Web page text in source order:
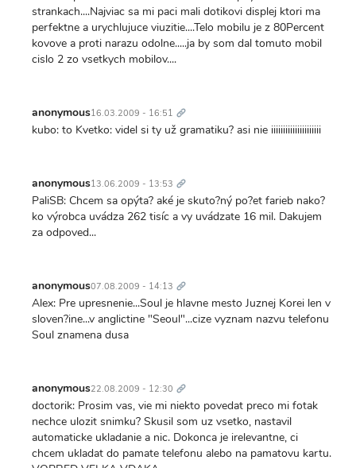
strankach....Najviac sa mi paci mali dotikovi displej ktori ma
perfektne a urychlujuce viuzitie....Telo mobilu je z 80Percent
kovove a proti narazu odolne.....ja by som dal tomuto mobil
cislo 2 zo vsetkych mobilov....
anonymous16.03.2009 - 16:51 odkaz
kubo: to Kvetko: videl si ty už gramatiku? asi nie iiiiiiiiiiiiiiiiiiiii
anonymous13.06.2009 - 13:53 odkaz
PaliSB: Chcem sa opýta? aké je skuto?ný po?et farieb nako?
ko výrobca uvádza 262 tisíc a vy uvádzate 16 mil. Dakujem
za odpoved...
anonymous07.08.2009 - 14:13 odkaz
Alex: Pre upresnenie...Soul je hlavne mesto Juznej Korei len v
sloven?ine...v anglictine "Seoul"...cize vyznam nazvu telefonu
Soul znamena dusa
anonymous22.08.2009 - 12:30 odkaz
doctorik: Prosim vas, vie mi niekto povedat preco mi fotak
nechce ulozit snimku? Skusil som uz vsetko, nastavil
automaticke ukladanie a nic. Dokonca je irelevantne, ci
chcem ukladat do pamate telefonu alebo na pamatovu kartu.